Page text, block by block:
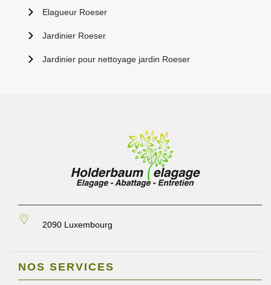
Elagueur Roeser
Jardinier Roeser
Jardinier pour nettoyage jardin Roeser
2090 Luxembourg
NOS SERVICES